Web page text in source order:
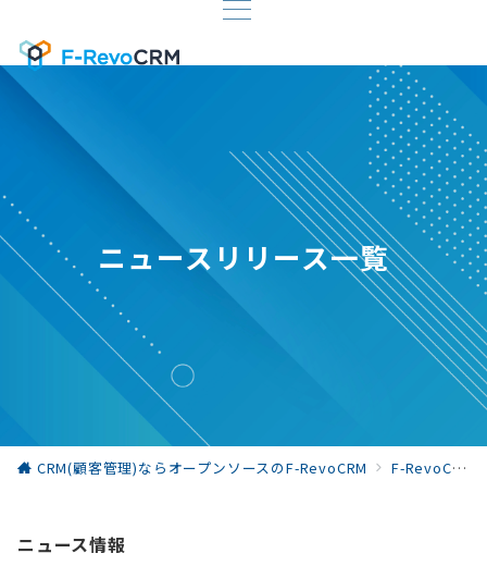
ニュースリリース一覧
CRM(顧客管理)ならオープンソースのF-RevoCRM F-RevoCRM お役立ち情報
ニュース情報